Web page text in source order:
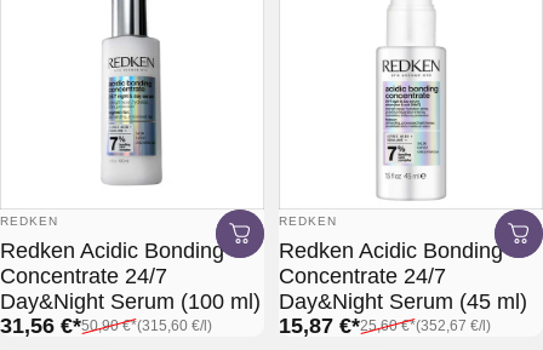
Anbieter:
REDKEN
Redken Acidic Bonding
Concentrate 24/7
Day&Night Serum (100 ml)
Verkaufspreis*
31,56 €*
Normaler Preis*
50,90 €*
Grundpreis (315,60 €/
pro l)
Anbieter:
REDKEN
Redken Acidic Bonding
Concentrate 24/7
Day&Night Serum (45 ml)
Verkaufspreis*
15,87 €*
Normaler Preis*
25,60 €*
Grundpreis (352,67 €/
pro l)